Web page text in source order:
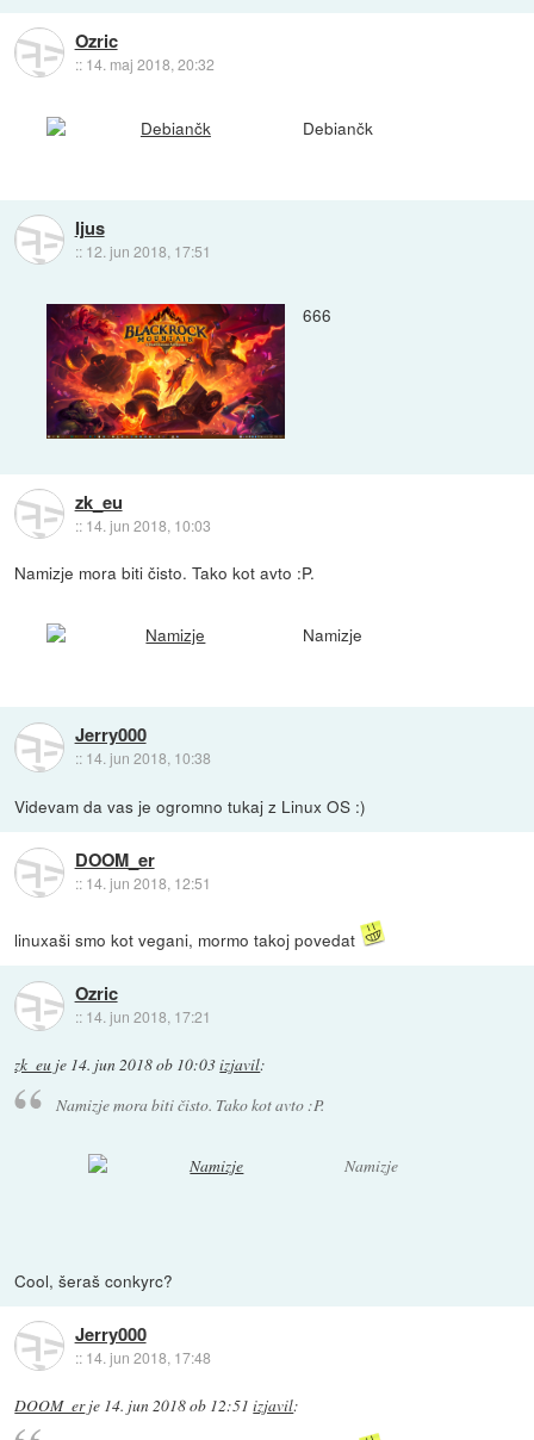
Ozric
:: 14. maj 2018, 20:32
Debiančk
Ijus
:: 12. jun 2018, 17:51
666
zk_eu
:: 14. jun 2018, 10:03
Namizje mora biti čisto. Tako kot avto :P.
Namizje
Jerry000
:: 14. jun 2018, 10:38
Videvam da vas je ogromno tukaj z Linux OS :)
DOOM_er
:: 14. jun 2018, 12:51
linuxaši smo kot vegani, mormo takoj povedat
Ozric
:: 14. jun 2018, 17:21
zk_eu je 14. jun 2018 ob 10:03izjavil:
Namizje mora biti čisto. Tako kot avto :P.
Namizje
Cool, šeraš conkyrc?
Jerry000
:: 14. jun 2018, 17:48
DOOM_erje 14. jun 2018 ob 12:51 izjavil: